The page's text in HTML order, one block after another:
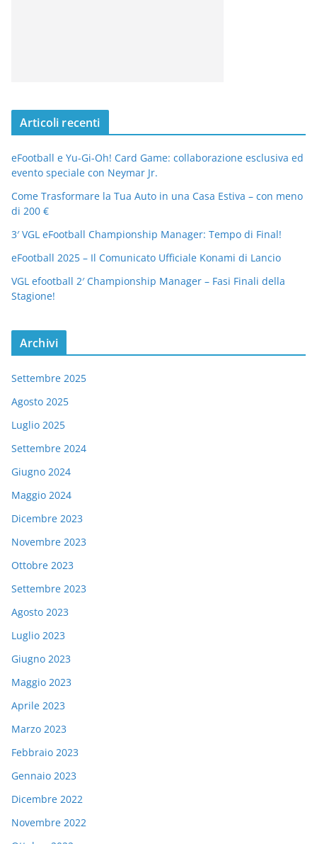
Articoli recenti
eFootball e Yu-Gi-Oh! Card Game: collaborazione esclusiva ed
evento speciale con Neymar Jr.
Come Trasformare la Tua Auto in una Casa Estiva – con meno
di 200 €
3′ VGL eFootball Championship Manager: Tempo di Final!
eFootball 2025 – Il Comunicato Ufficiale Konami di Lancio
VGL efootball 2′ Championship Manager – Fasi Finali della
Stagione!
Archivi
Settembre 2025
Agosto 2025
Luglio 2025
Settembre 2024
Giugno 2024
Maggio 2024
Dicembre 2023
Novembre 2023
Ottobre 2023
Settembre 2023
Agosto 2023
Luglio 2023
Giugno 2023
Maggio 2023
Aprile 2023
Marzo 2023
Febbraio 2023
Gennaio 2023
Dicembre 2022
Novembre 2022